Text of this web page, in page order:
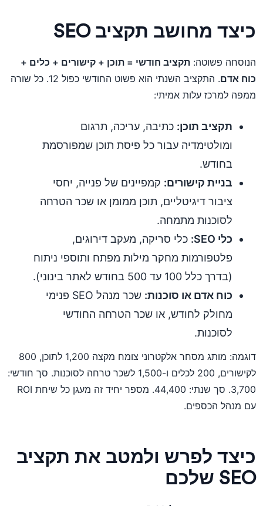
כיצד מחושב תקציב SEO
הנוסחה פשוטה: תקציב חודשי = תוכן + קישורים + כלים +
כוח אדם
. התקציב השנתי הוא פשוט החודשי כפול 12. כל שורה
ממפה למרכז עלות אמיתי:
תקציב תוכן: כתיבה, עריכה, תרגום
ומולטימדיה עבור כל פיסת תוכן שמפורסמת
בחודש.
בניית קישורים: קמפיינים של פנייה, יחסי
ציבור דיגיטליים, תוכן ממומן או שכר הטרחה
לסוכנות מתמחה.
כלי SEO:
כלי סריקה, מעקב דירוגים,
פלטפורמות מחקר מילות מפתח ותוספי ניתוח
(בדרך כלל 100 עד 500 בחודש לאתר בינוני).
כוח אדם או סוכנות:
שכר מנהל SEO פנימי
מחולק לחודש, או שכר הטרחה החודשי
לסוכנות.
דוגמה: מותג מסחר אלקטרוני צומח מקצה 1,200 לתוכן, 800
לקישורים, 200 לכלים ו-1,500 לשכר טרחה לסוכנות. סך חודשי:
3,700. סך שנתי: 44,400. מספר יחיד זה מעגן כל שיחת ROI
עם מנהל הכספים.
כיצד לפרש ולמטב את תקציב
SEO שלכם